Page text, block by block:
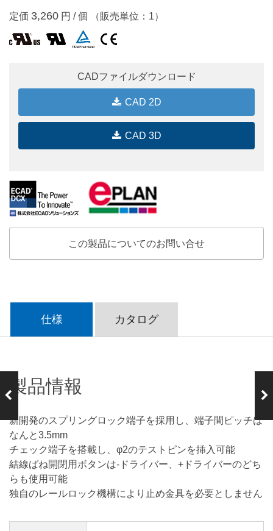
定価 3,260 円 / 個 （販売単位：1）
CADファイルダウンロード
CAD 2D
CAD 3D
この製品についてのお問い合せ
仕様 カタログ
製品情報
新開発のスプリングロック端子を採用し、端子間ピッチは
なんと3.5mm
チェック端子を搭載し、φ2のテストピンを挿入可能
結線ばね開閉用ボタンは-ドライバー、+ドライバーのどち
らも使用可能
独自のレールロック機構により止め金具を必要としません
前の製品
（+・-COM混
合）
N（全極 -CO
M）